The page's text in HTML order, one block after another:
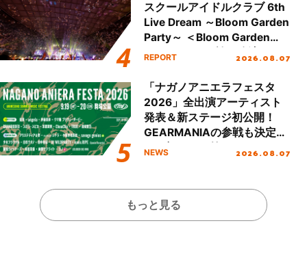
スクールアイドルクラブ 6th
Live Dream ～Bloom Garden
Party～ ＜Bloom Garden
Party Stage／埼玉公演＞”
REPORT 2026.08.07
「ナガノアニエラフェスタ
2026」全出演アーティスト
発表＆新ステージ初公開！
GEARMANIAの参戦も決定
し、初となる第3ステージの
NEWS 2026.08.07
もっと見る